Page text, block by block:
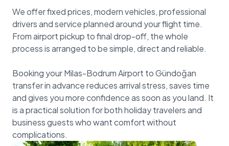
We offer fixed prices, modern vehicles, professional
drivers and service planned around your flight time.
From airport pickup to final drop-off, the whole
process is arranged to be simple, direct and reliable.
Booking your Milas-Bodrum Airport to Gündoğan
transfer in advance reduces arrival stress, saves time
and gives you more confidence as soon as you land. It
is a practical solution for both holiday travelers and
business guests who want comfort without